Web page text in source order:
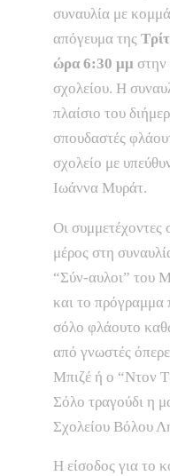
συναυλία με
απόγευμα της
ώρα 6:30 μμ στην
σχολείου. Η
πλαίσιο του
σπουδαστές
σχολείο με
Ιωάννα Μυράτ.
Οι συμμετέχοντες
μέρος στη
“Σύν-αυλοι” του
και το πρόγραμμα
σόλο φλάουτο
από γνωστές
Μπιζέ ή ο “Ντον
Σόλο τραγούδι η
Σχολείου Βόλου
Η είσοδος για το